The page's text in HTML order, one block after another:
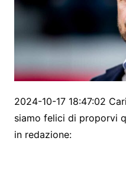
2024-10-17 18:47:02
siamo felici di proporvi
in redazione: